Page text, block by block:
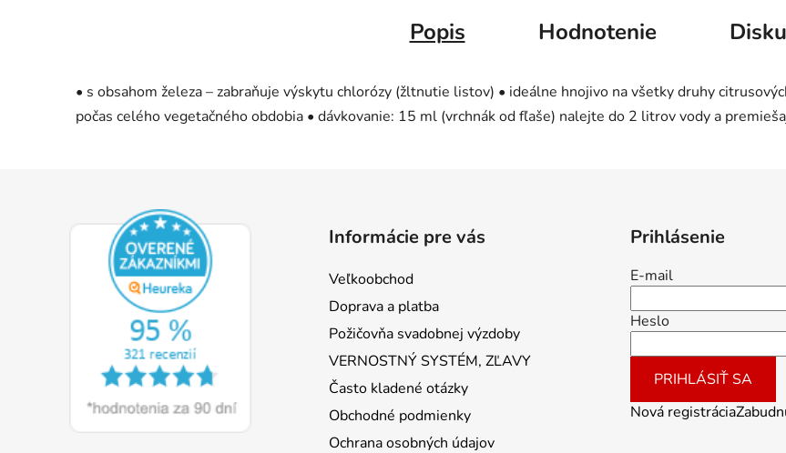
Popis Hodnotenie
• s obsahom železa – zabraňuje výskytu chlorózy (žltnutie listov) • ideálne hnojivo na všetky druhy
počas celého vegetačného obdobia • dávkovanie: 15 ml (vrchnák od fľaše) nalejte do 2 litrov vody a
Informácie pre vás
Veľkoobchod
Doprava a platba
Požičovňa svadobnej výzdoby
VERNOSTNÝ SYSTÉM, ZĽAVY
Často kladené otázky
Obchodné podmienky
Ochrana osobných údajov
Prihlásenie
E-mail
Heslo
PRIHLÁSIŤ SA
Nová registrácia